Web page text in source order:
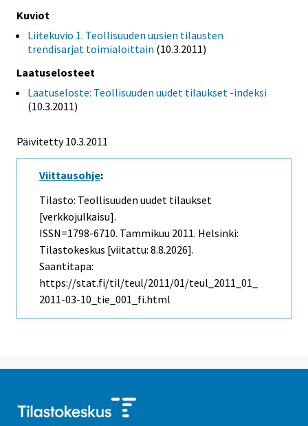
Kuviot
Liitekuvio 1. Teollisuuden uusien tilausten
trendisarjat toimialoittain (10.3.2011)
Laatuselosteet
Laatuseloste: Teollisuuden uudet tilaukset -indeksi
(10.3.2011)
Päivitetty 10.3.2011
Viittausohje:
Tilasto: Teollisuuden uudet tilaukset
[verkkojulkaisu].
ISSN=1798-6710. Tammikuu 2011. Helsinki:
Tilastokeskus [viitattu: 8.8.2026].
Saantitapa:
https://stat.fi/til/teul/2011/01/teul_2011_01_
2011-03-10_tie_001_fi.html